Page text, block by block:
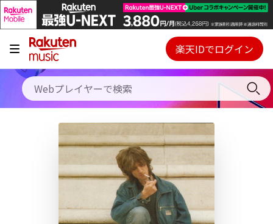
キャンペーン
料金プラン
使い方
初回30日間無料お試し
Webプレイヤー
ご契約内容の確認・変更
楽天IDでログイン